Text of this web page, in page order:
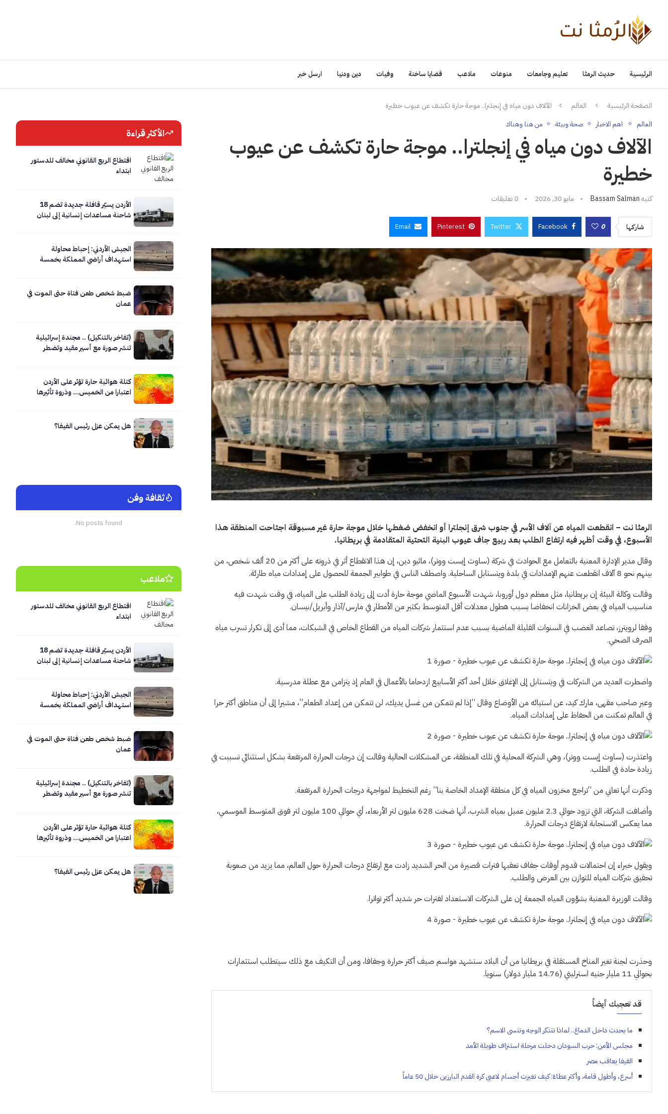
الرئيسية حديث الرمثا تعليم وجامعات منوعات ملاعب قضايا ساخنة وفيات دين ودنيا ارسل خبر
الصفحة الرئيسية العالم الآلاف دون مياه في إنجلترا.. موجة حارة تكشف عن عيوب خطيرة
العالم اهم الاخبار صحة وبيئة من هنا وهناك
الآلاف دون مياه في إنجلترا.. موجة حارة تكشف عن عيوب
خطيرة
كتبهBassam Salman مايو 30, 2026 0 تعليقات
شاركها 0
Facebook
Twitter
Pinterest
Email
الرمثا نت – انقطعت المياه عن آلاف الأسر في جنوب شرق إنجلترا أو انخفض ضغطها خلال موجة حارة غير مسبوقة اجتاحت المنطقة هذا
الأسبوع، في وقت أظهر فيه ارتفاع الطلب بعد ربيع جاف عيوب البنية التحتية المتقادمة في بريطانيا.
وقال مدير الإدارة المعنية بالتعامل مع الحوادث في شركة (ساوث إيست ووتر)، ماثيو دين، إن هذا الانقطاع أثر في ذروته على أكثر من 20 ألف شخص، من
بينهم نحو 8 آلاف انقطعت عنهم الإمدادات في بلدة ويتستابل الساحلية. واصطف الناس في طوابير الجمعة للحصول على إمدادات مياه طارئة.
وقالت وكالة البيئة إن بريطانيا، مثل معظم دول أوروبا، شهدت الأسبوع الماضي موجة حارة أدت إلى زيادة الطلب على المياه، في وقت شهدت فيه
مناسيب المياه في بعض الخزانات انخفاضا بسبب هطول معدلات أقل المتوسط بكثير من الأمطار في مارس/آذار وأبريل/نيسان.
وفقا لرويترز، تصاعد الغضب في السنوات القليلة الماضية بسبب عدم استثمار شركات المياه من القطاع الخاص في الشبكات، مما أدى إلى تكرار تسرب مياه
الصرف الصحي.
واضطرت العديد من الشركات في ويتستابل إلى الإغلاق خلال أحد أكثر الأسابيع ازدحاما بالأعمال في العام إذ يتزامن مع عطلة مدرسية.
وعبر صاحب مقهى، مارك كيد، عن استيائه من الأوضاع وقال “إذا لم تتمكن من غسل يديك، لن تتمكن من إعداد الطعام”، مشيرا إلى أن مناطق أكثر حرا
في العالم تمكنت من الحفاظ على إمدادات المياه.
واعتذرت (ساوث إيست ووتر)، وهي الشركة المحلية في تلك المنطقة، عن المشكلات الحالية وقالت إن درجات الحرارة المرتفعة بشكل استثنائي تسببت في
زيادة حادة في الطلب.
وذكرت أنها تعاني من “تراجع مخزون المياه في كل منطقة الإمداد الخاصة بنا” رغم التخطيط لمواجهة درجات الحرارة المرتفعة.
وأضافت الشركة، التي تزود حوالي 2.3 مليون عميل بمياه الشرب، أنها ضخت 628 مليون لتر الأربعاء، أي حوالي 100 مليون لتر فوق المتوسط الموسمي،
مما يعكس الاستجابة لارتفاع درجات الحرارة.
ويقول خبراء إن احتمالات قدوم أوقات جفاف تعقبها فترات قصيرة من الحر الشديد زادت مع ارتفاع درجات الحرارة حول العالم، مما يزيد من صعوبة
تحقيق شركات المياه للتوازن بين العرض والطلب.
وقالت الوزيرة المعنية بشؤون المياه الجمعة إن على الشركات الاستعداد لفترات حر شديد أكثر تواترا.
وحذرت لجنة تغير المناخ المستقلة في بريطانيا من أن البلاد ستشهد مواسم صيف أكثر حرارة وجفافا، ومن أن التكيف مع ذلك سيتطلب استثمارات
بحوالي 11 مليار جنيه استرليني (14.76 مليار دولار) سنويا.
قد تعجبك أيضاً
ما يحدث داخل الدماغ.. لماذا تتذكر الوجه وتنسى الاسم؟
مجلس الأمن: حرب السودان دخلت مرحلة استنزاف طويلة الأمد
الفيفا يعاقب مصر
أسرع، وأطول قامة، وأكثر عطاءً: كيف تغيرت أجسام لاعبي كرة القدم البارزين خلال 50 عاماً
الأكثر قراءة
اقتطاع الربع القانوني مخالف للدستور
ابتداء
الأردن يسيّر قافلة جديدة تضم 18
شاحنة مساعدات إنسانية إلى لبنان
الجيش الأردني: إحباط محاولة
استهداف أراضي المملكة بخمسة
ضبط شخص طعن فتاة حتى الموت في
عمان
(تفاخر بالتنكيل) .. مجندة إسرائيلية
تنشر صورة مع أسير مقيد وتضطر
كتلة هوائية حارة تؤثر على الأردن
اعتبارا من الخميس… وذروة تأثيرها
هل يمكن عزل رئيس الفيفا؟
ثقافة وفن
No posts found.
ملاعب
اقتطاع الربع القانوني مخالف للدستور
ابتداء
الأردن يسيّر قافلة جديدة تضم 18
شاحنة مساعدات إنسانية إلى لبنان
الجيش الأردني: إحباط محاولة
استهداف أراضي المملكة بخمسة
ضبط شخص طعن فتاة حتى الموت في
عمان
(تفاخر بالتنكيل) .. مجندة إسرائيلية
تنشر صورة مع أسير مقيد وتضطر
كتلة هوائية حارة تؤثر على الأردن
اعتبارا من الخميس… وذروة تأثيرها
هل يمكن عزل رئيس الفيفا؟